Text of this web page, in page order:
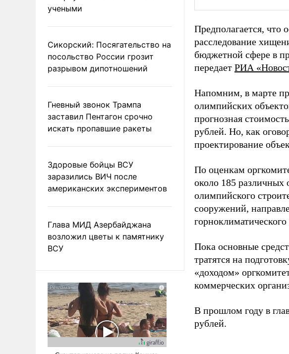
учеными
Сикорский: Посягательство на
посольство России грозит
разрывом дипотношений
Гневный звонок Трампа
заставил Пентагон срочно
искать пропавшие ракеты
Здоровые бойцы ВСУ
заразились ВИЧ после
американских экспериментов
Глава МИД Азербайджана
возложил цветы к памятнику
ВСУ
Предполагается, что
расследование
бюджетной сфере в
передает РИА
Напомним, в марте
олимпийских
прогнозная
рублей. Но, как
проектирование
По оценкам
около 185 различных
олимпийского
сооружений,
горноклиматического
Пока основные
тратятся на
«доходом»
коммерческих
В прошлом году в
рублей.